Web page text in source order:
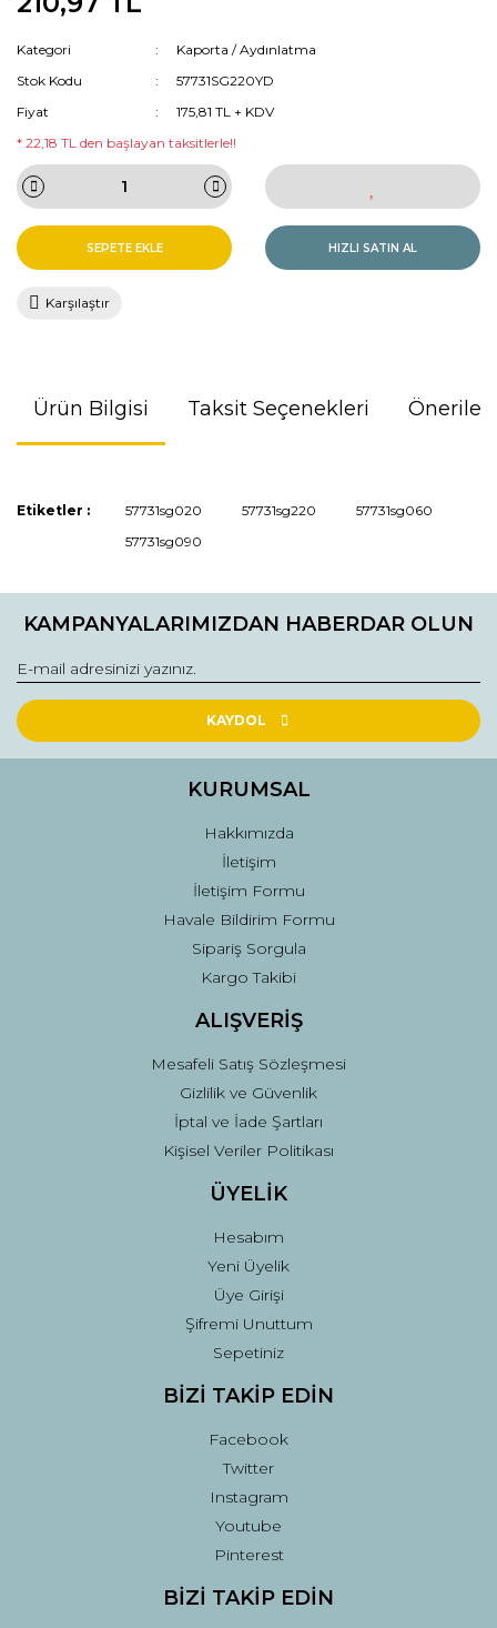
Kategori
Kaporta / Aydınlatma
Stok Kodu
57731SG220YD
Fiyat
175,81 TL + KDV
* 22,18 TL den başlayan taksitlerle!!
SEPETE EKLE HIZLI SATIN AL
Karşılaştır
Ürün Bilgisi Taksit Seçenekleri
Bu ürünün fiyat bilgisi, resim, ürün açıklamalarında ve diğer
kullanarak tarafımıza iletebilirsiniz.
Ürün resmi kalitesiz, bozuk veya görüntülenemiyor.
Ürün bilgilerinde hatalar bulunuyor.
Ürün fiyatı diğer sitelerden daha pahalı.
Gönder
Etiketler : 57731sg020 57731sg220
57731sg060
57731sg090
KAMPANYALARIMIZDAN HABERDAR OLUN
KAYDOL
KURUMSAL
Hakkımızda
İletişim
İletişim Formu
Havale Bildirim Formu
Sipariş Sorgula
Kargo Takibi
ALIŞVERİŞ
Mesafeli Satış Sözleşmesi
Gizlilik ve Güvenlik
İptal ve İade Şartları
Kişisel Veriler Politikası
ÜYELİK
Hesabım
Yeni Üyelik
Üye Girişi
Şifremi Unuttum
Sepetiniz
BİZİ TAKİP EDİN
Facebook
Twitter
Instagram
Youtube
Pinterest
BİZİ TAKİP EDİN